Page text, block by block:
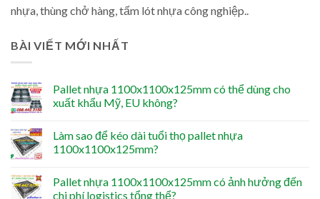
nhựa, thùng chở hàng, tấm lót nhựa công nghiệp..
BÀI VIẾT MỚI NHẤT
Pallet nhựa 1100x1100x125mm có thể dùng cho
xuất khẩu Mỹ, EU không?
Làm sao để kéo dài tuổi thọ pallet nhựa
1100x1100x125mm?
Pallet nhựa 1100x1100x125mm có ảnh hưởng đến
chi phí logistics tổng thể?